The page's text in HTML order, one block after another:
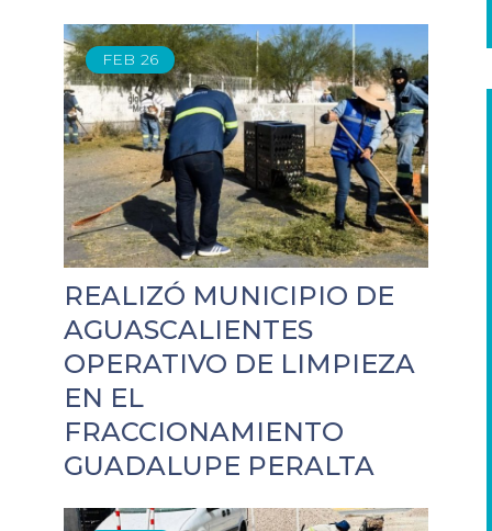
FEB 26
REALIZÓ MUNICIPIO DE
AGUASCALIENTES
OPERATIVO DE LIMPIEZA
EN EL
FRACCIONAMIENTO
GUADALUPE PERALTA